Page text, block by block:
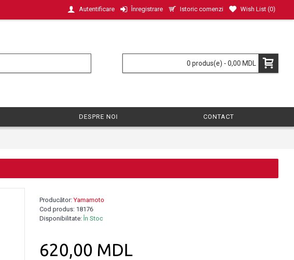
Autentificare Înregistrare Istoric comenzi Wish List (0)
0 produs(e) - 0,00 MDL
DESPRE NOI CONTACT
Producător:Yamamoto
Cod produs: 18176
Disponibilitate: În Stoc
620,00 MDL